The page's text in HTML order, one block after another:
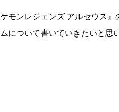
モンレジェンズ アルセウス
について書いていきたいと思